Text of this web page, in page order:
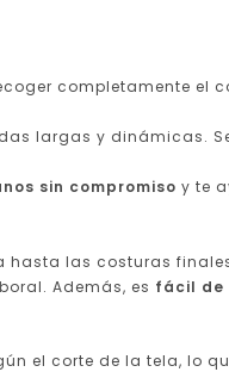
completamente el
largas y dinámicas.
sin compromiso y te
las costuras
Además, es fácil de
el corte de la tela, lo